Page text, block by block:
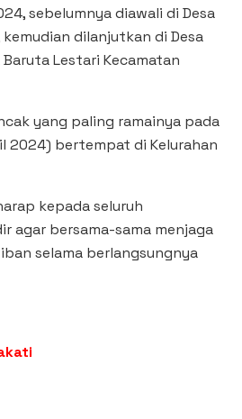
sebelumnya diawali di Desa
dilanjutkan di Desa
Baruta Lestari Kecamatan
yang paling ramainya pada
2024) bertempat di Kelurahan
kepada seluruh
agar bersama-sama menjaga
selama berlangsungnya